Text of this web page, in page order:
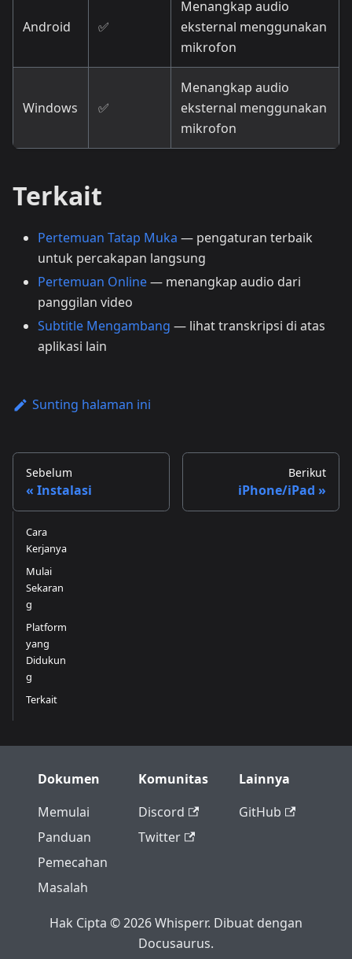
Android ✅
Menangkap audio
eksternal menggunakan
mikrofon
Windows ✅
Menangkap audio
eksternal menggunakan
mikrofon
Terkait
Pertemuan Tatap Muka — pengaturan terbaik
untuk percakapan langsung
Pertemuan Online— menangkap audio dari
panggilan video
Subtitle Mengambang — lihat transkripsi di atas
aplikasi lain
Sunting halaman ini
Sebelum
Instalasi
Berikut
iPhone/iPad
Cara
Kerjanya
Mulai
Sekaran
g
Platform
yang
Didukun
g
Terkait
Dokumen
Memulai
Panduan
Pemecahan
Masalah
Komunitas
Discord
Twitter
Lainnya
GitHub
Hak Cipta © 2026 Whisperr. Dibuat dengan
Docusaurus.